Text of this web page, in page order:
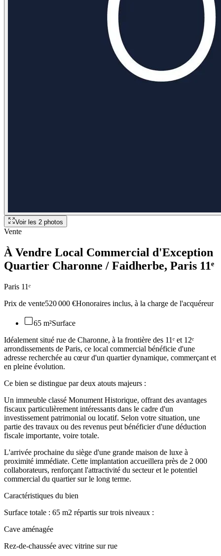
Voir les 2 photos
Vente
À Vendre Local Commercial d'Exception
Quartier Charonne / Faidherbe, Paris 11ᵉ
Paris 11ᵉ
Prix de vente520 000 €Honoraires inclus, à la charge de l'acquéreur
65 m²Surface
Idéalement situé rue de Charonne, à la frontière des 11ᵉ et 12ᵉ
arrondissements de Paris, ce local commercial bénéficie d'une
adresse recherchée au cœur d'un quartier dynamique, commerçant et
en pleine évolution.
Ce bien se distingue par deux atouts majeurs :
Un immeuble classé Monument Historique, offrant des avantages
fiscaux particulièrement intéressants dans le cadre d'un
investissement patrimonial ou locatif. Selon votre situation, une
partie des travaux ou des revenus peut bénéficier d'une déduction
fiscale importante, voire totale.
L'arrivée prochaine du siège d'une grande maison de luxe à
proximité immédiate. Cette implantation accueillera près de 2 000
collaborateurs, renforçant l'attractivité du secteur et le potentiel
commercial du quartier sur le long terme.
Caractéristiques du bien
Surface totale : 65 m2 répartis sur trois niveaux :
Cave aménagée
Rez-de-chaussée avec vitrine sur rue